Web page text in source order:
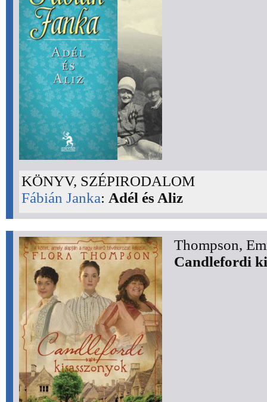
KÖNYV, SZÉPIRODALOM
Fábián Janka: Adél és Aliz
Thompson,
Candlefordi